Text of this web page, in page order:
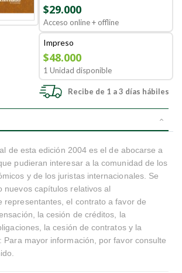
$29.000
Acceso online + offline
Impreso
$48.000
1 Unidad disponible
Recibe de 1 a 3 días hábiles
de esta edición 2004 es el de abocarse a
pudieran interesar a la comunidad de los
y de los juristas internacionales. Se
nuevos capítulos relativos al
representantes, el contrato a favor de
la cesión de créditos, la
la cesión de contratos y la
Para mayor información, por favor consulte